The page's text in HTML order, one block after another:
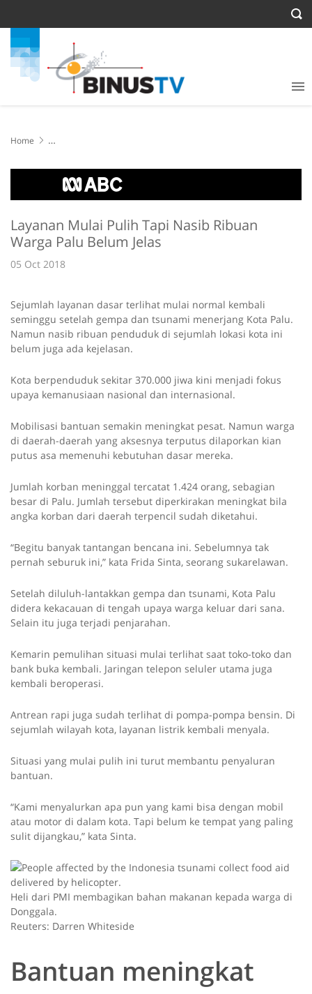
Home
Layanan Mulai Pulih Tapi Nasib Ribuan
Warga Palu Belum Jelas
05 Oct 2018
Sejumlah layanan dasar terlihat mulai normal kembali
seminggu setelah gempa dan tsunami menerjang Kota Palu.
Namun nasib ribuan penduduk di sejumlah lokasi kota ini
belum juga ada kejelasan.
Kota berpenduduk sekitar 370.000 jiwa kini menjadi fokus
upaya kemanusiaan nasional dan internasional.
Mobilisasi bantuan semakin meningkat pesat. Namun warga
di daerah-daerah yang aksesnya terputus dilaporkan kian
putus asa memenuhi kebutuhan dasar mereka.
Jumlah korban meninggal tercatat 1.424 orang, sebagian
besar di Palu. Jumlah tersebut diperkirakan meningkat bila
angka korban dari daerah terpencil sudah diketahui.
“Begitu banyak tantangan bencana ini. Sebelumnya tak
pernah seburuk ini,” kata Frida Sinta, seorang sukarelawan.
Setelah diluluh-lantakkan gempa dan tsunami, Kota Palu
didera kekacauan di tengah upaya warga keluar dari sana.
Selain itu juga terjadi penjarahan.
Kemarin pemulihan situasi mulai terlihat saat toko-toko dan
bank buka kembali. Jaringan telepon seluler utama juga
kembali beroperasi.
Antrean rapi juga sudah terlihat di pompa-pompa bensin. Di
sejumlah wilayah kota, layanan listrik kembali menyala.
Situasi yang mulai pulih ini turut membantu penyaluran
bantuan.
“Kami menyalurkan apa pun yang kami bisa dengan mobil
atau motor di dalam kota. Tapi belum ke tempat yang paling
sulit dijangkau,” kata Sinta.
Heli dari PMI membagikan bahan makanan kepada warga di
Donggala.
Reuters: Darren Whiteside
Bantuan meningkat